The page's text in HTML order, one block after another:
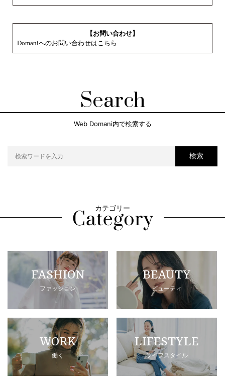
【お問い合わせ】
Domaniへのお問い合わせはこちら
Search
Web Domani内で検索する
検索
カテゴリー
FASHION
ファッション
BEAUTY
ビューティ
WORK
働く
LIFESTYLE
ライフスタイル